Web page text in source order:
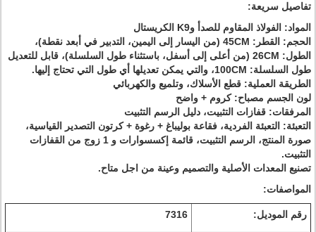
تفاصيل سريعة:
المواد: الفولاذ المقاوم للصدأ وK9 الكريستال
الحجم: القطر: 45CM (من اليسار إلى اليمين، التدبير في أبعد نقطة)،
الطول: 26CM (من أعلى إلى أسفل، باستثناء طول السلسلة)، قابل للتعديل
طول السلسلة: 100CM، والتي يمكن تعديلها أي طول التي تحتاج إليها.
الطريقة العملية: قطع الأسلاك، وتلميع والكهربائي
لون الجسم مصباح: كروم + واضح
المرفقات: قفازات التثبيت، دليل الرسم التثبيت
التعبئة: التعبئة الفردية، فقاعة بوليباغ + رغوة + كرتون التصدير القياسية،
صورة المنتج، الرسم التثبيت، قائمة إكسسوارات و 1 زوج من القفازات
التثبيت.
تصنيع المعدات الأصلية والتصميم وعينة من اجل متاح.
المواصفات:
رقم الموديل: 7316